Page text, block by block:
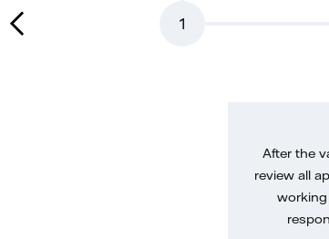
1
After the
review all
working